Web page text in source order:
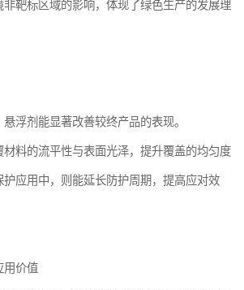
靶标区域的影响，体现了绿色生产的发展理
浮剂能显著改善较终产品的表现。
料的流平性与表面光泽，提升覆盖的均匀度
应用中，则能延长防护周期，提高应对效
用价值